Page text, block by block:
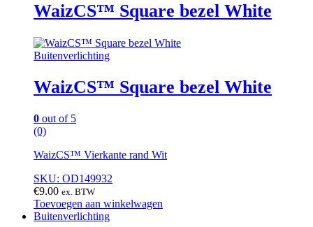
WaizCS™ Square bezel White
Buitenverlichting
WaizCS™ Square bezel White
0 out of 5
(0)
WaizCS™ Vierkante rand Wit
SKU: OD149932
€9.00 ex. BTW
Toevoegen aan winkelwagen
Buitenverlichting